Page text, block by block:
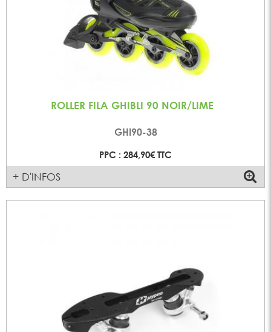
ROLLER FILA GHIBLI 90 NOIR/LIME
GHI90-38
PPC : 284,90€ TTC
+ D'INFOS